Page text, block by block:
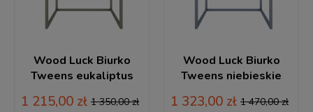
Wood Luck Biurko
Tweens eukaliptus
1 215,00 zł 1 350,00 zł
Wood Luck Biurko
Tweens niebieskie
1 323,00 zł 1 470,00 zł